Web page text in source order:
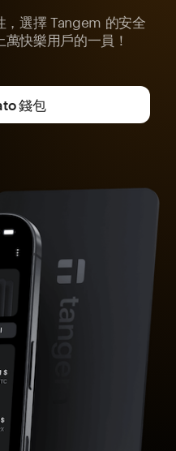
選擇 Tangem 的安全
快樂用戶的一員！
錢包